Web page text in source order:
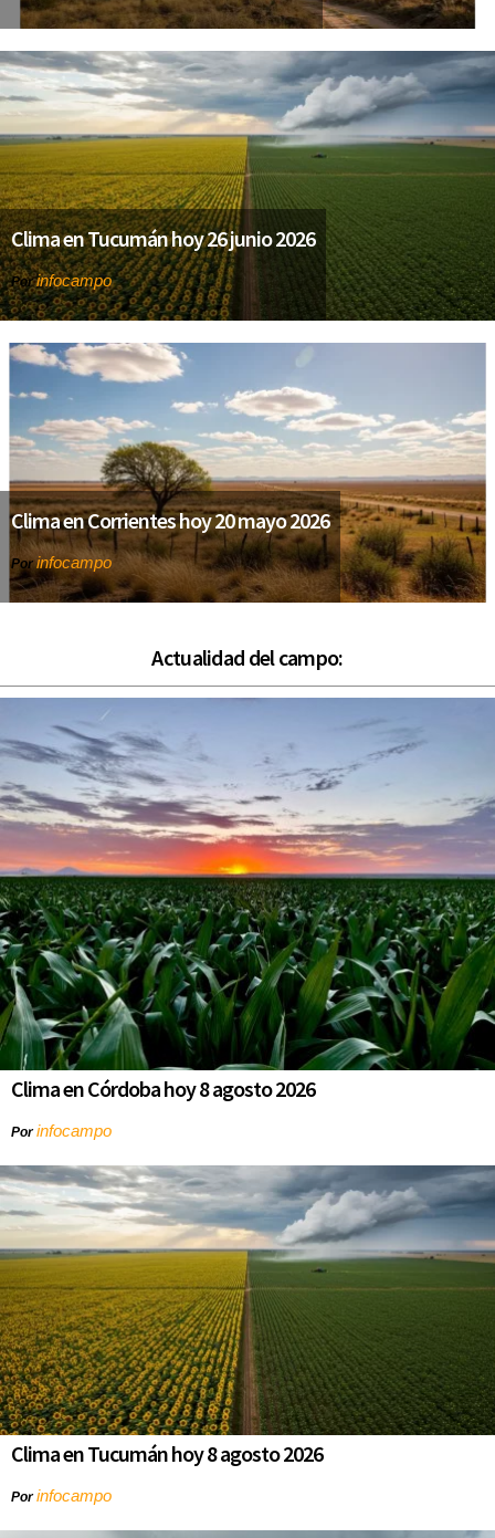
Clima en Tucumán hoy 26 junio 2026
Porinfocampo
Clima en Corrientes hoy 20 mayo 2026
Porinfocampo
Actualidad del campo:
Clima en Córdoba hoy 8 agosto 2026
Porinfocampo
Clima en Tucumán hoy 8 agosto 2026
Porinfocampo